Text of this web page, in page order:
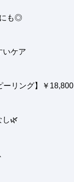
にも◎
いケア
ーリング】￥18,800
し🌿